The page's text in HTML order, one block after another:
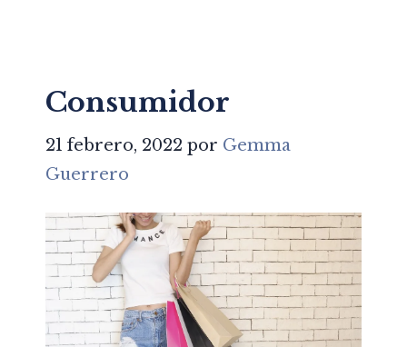
Consumidor
21 febrero, 2022 por Gemma
Guerrero